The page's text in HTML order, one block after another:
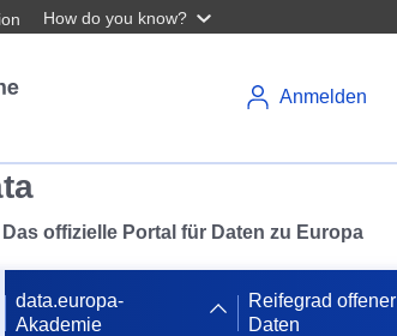
How do you know?
Anmelden
Das offizielle Portal für Daten zu Europa
data.europa-
Akademie
Reifegrad offener
Daten